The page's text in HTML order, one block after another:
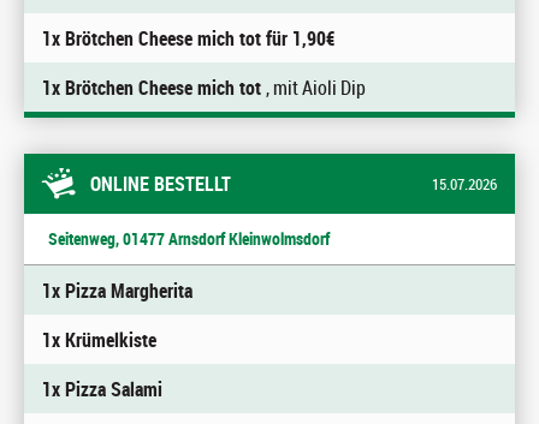
1x Brötchen Cheese mich tot für 1,90€
1x Brötchen Cheese mich tot, mit Aioli Dip
ONLINE BESTELLT 15.07.2026
Seitenweg, 01477 Arnsdorf Kleinwolmsdorf
1x Pizza Margherita
1x Krümelkiste
1x Pizza Salami